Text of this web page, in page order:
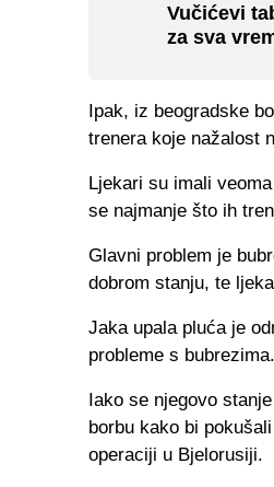
Vučićevi
za sva
Ipak, iz beogradske
trenera koje nažalost
Ljekari su imali
se najmanje što ih
Glavni problem je
dobrom stanju, te
Jaka upala pluća je
probleme s bubrezima.
Iako se njegovo
borbu kako bi
operaciji u Bjelorusiji.